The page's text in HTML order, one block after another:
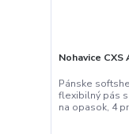
Nohavice
Pánske
flexibilný pás
na opasok, 4